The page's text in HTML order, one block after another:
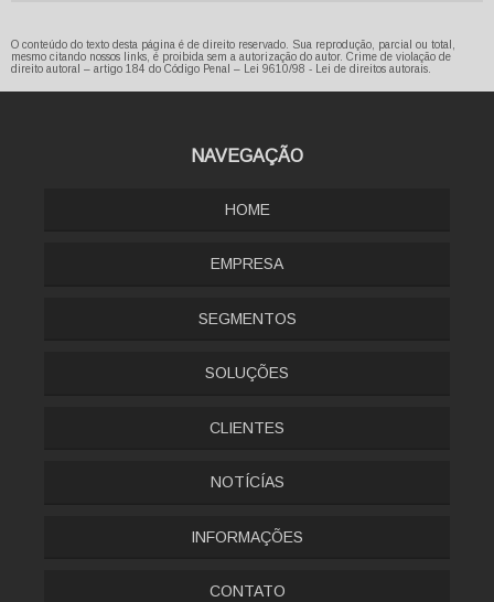
O conteúdo do texto desta página é de direito reservado. Sua reprodução, parcial ou total,
mesmo citando nossos links, é proibida sem a autorização do autor. Crime de violação de
direito autoral – artigo 184 do Código Penal –
Lei 9610/98 - Lei de direitos autorais
NAVEGAÇÃO
HOME
EMPRESA
SEGMENTOS
SOLUÇÕES
CLIENTES
NOTÍCÍAS
INFORMAÇÕES
CONTATO